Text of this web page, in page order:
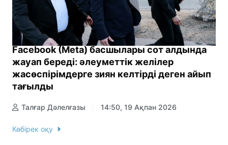
Facebook (Meta) басшылары сот алдында
жауап береді: әлеуметтік желілер
жасөспірімдерге зиян келтірді деген айып
тағылды
Талғар Дәлелғазы 14:50, 19 Ақпан 2026
Көбірек оқу